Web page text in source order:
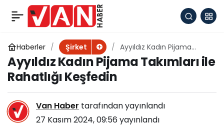
Haberler Şirket
Ayyıldız Kadın Pijama
Takımları ile Rahatlığı
Keşfedin
Ayyıldız Kadın Pijama Takımları ile
Rahatlığı Keşfedin
Van Haber tarafından yayınlandı
27 Kasım 2024, 09:56yayınlandı
1 milyon mükellef e-
Defter sistemine dahil
oluyor
Paylaş